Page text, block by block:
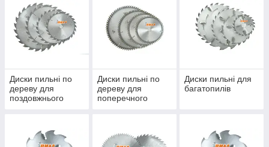
Диски пильні по
дереву для
поздовжнього
Диски пильні по
дереву для
поперечного
Диски пильні для
багатопилів